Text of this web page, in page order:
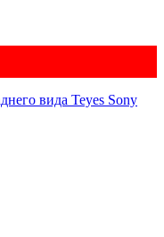
вида Teyes Sony